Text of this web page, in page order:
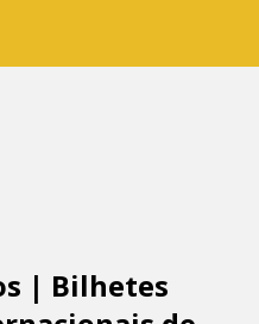
| Bilhetes